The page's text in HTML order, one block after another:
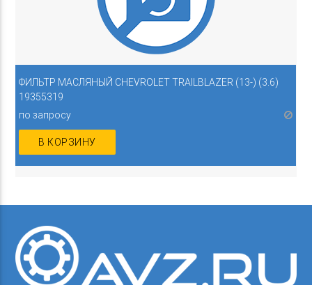
ФИЛЬТР МАСЛЯНЫЙ CHEVROLET TRAILBLAZER (13-) (3.6)
19355319
по запросу
В КОРЗИНУ